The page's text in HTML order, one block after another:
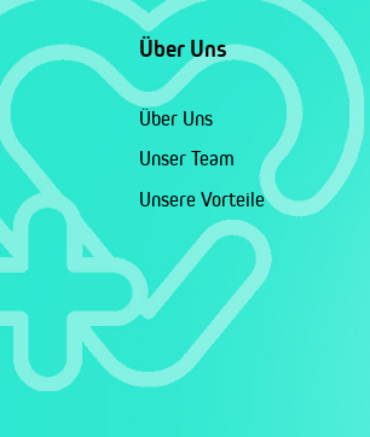
Über Uns
Über Uns
Unser Team
Unsere Vorteile